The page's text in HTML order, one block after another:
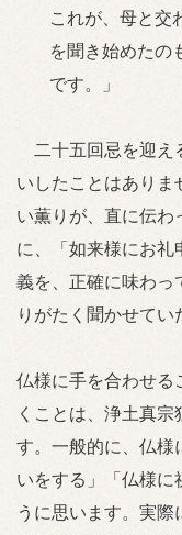
これが、母と交
を聞き始めたの
です。」
二十五回忌を迎え
いしたことはありま
い薫りが、直に伝わ
に、「如来様にお礼
義を、正確に味わっ
りがたく聞かせてい
仏様に手を合わせる
くことは、浄土真
す。一般的に、仏様
いをする」「仏様に
うに思います。実際